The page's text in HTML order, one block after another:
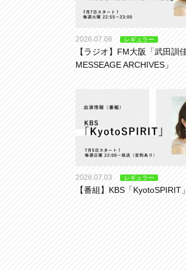
2026.07.06 レギュラー
【ラジオ】FM大阪「武田訓
MESSEAGE ARCHIVES」
2026.07.03 レギュラー
【番組】KBS「KyotoSPIRIT」